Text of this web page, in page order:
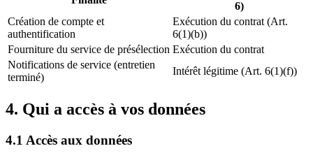
6)
Création de compte et
authentification
Exécution du contrat (Art.
6(1)(b))
Fourniture du service de présélection Exécution du contrat
Notifications de service (entretien
terminé)
Intérêt légitime (Art. 6(1)(f))
4. Qui a accès à vos données
4.1 Accès aux données